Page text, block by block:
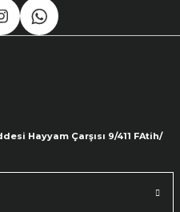
Hayyam Çarşısı 9/411 FAtih/